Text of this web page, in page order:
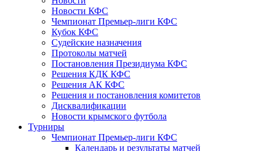
Новости КФС
Чемпионат Премьер-лиги КФС
Кубок КФС
Судейские назначения
Протоколы матчей
Постановления Президиума КФС
Решения КДК КФС
Решения АК КФС
Решения и постановления комитетов
Дисквалификации
Новости крымского футбола
Турниры
Чемпионат Премьер-лиги КФС
Календарь и результаты матчей